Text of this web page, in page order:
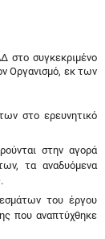
στο συγκεκριμένο
Οργανισμό, εκ των
στο ερευνητικό
στην αγορά
τα αναδυόμενα
του έργου
που αναπτύχθηκε